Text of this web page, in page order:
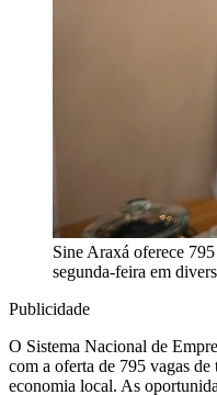
Sine Araxá oferece
segunda-feira em
Publicidade
O Sistema Nacional de
com a oferta de 795 vagas de
economia local. As